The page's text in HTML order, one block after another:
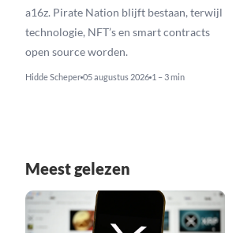
a16z. Pirate Nation blijft bestaan, terwijl
technologie, NFT’s en smart contracts
open source worden.
Hidde Scheper 05 augustus 2026 1 – 3 min
Meest gelezen